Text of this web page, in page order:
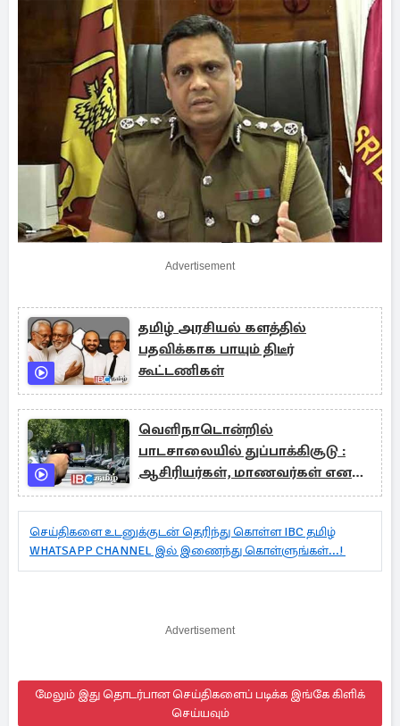
Advertisement
தமிழ் அரசியல் களத்தில்
பதவிக்காக பாயும் திடீர்
கூட்டணிகள்
வெளிநாடொன்றில்
பாடசாலையில் துப்பாக்கிசூடு :
ஆசிரியர்கள், மாணவர்கள் என
பலர் பலி
செய்திகளை உடனுக்குடன் தெரிந்து கொள்ள IBC தமிழ்
WHATSAPP CHANNEL இல் இணைந்து கொள்ளுங்கள்...!
Advertisement
மேலும் இது தொடர்பான செய்திகளைப் படிக்க இங்கே கிளிக்
செய்யவும்